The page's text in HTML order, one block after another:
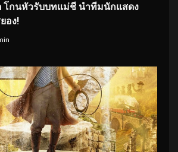
โกนหัวรับบทแม่ชี นำทีมนักแสดง
อง!